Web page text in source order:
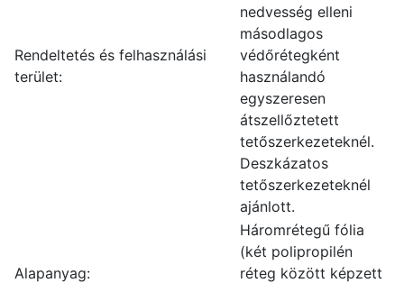
Rendeltetés és felhasználási
terület:
nedvesség elleni
másodlagos
védőrétegként
használandó
egyszeresen
átszellőztetett
tetőszerkezeteknél.
Deszkázatos
tetőszerkezeteknél
ajánlott.
Alapanyag:
Háromrétegű fólia
(két polipropilén
réteg között képzett